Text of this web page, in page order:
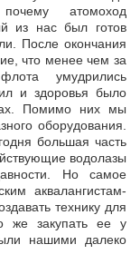
атомоход
из нас был готов
После окончания
что менее чем за
умудрились
и здоровья было
Помимо них мы
оборудования.
большая часть
водолазы
Но самое
аквалангистам-
технику для
же закупать ее у
нашими далеко